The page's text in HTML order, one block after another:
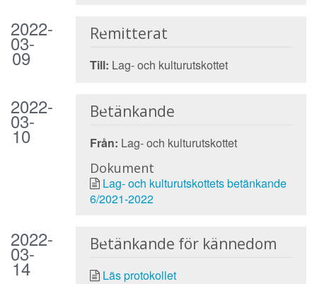
2022-
03-
09
Remitterat
Till: Lag- och kulturutskottet
2022-
03-
10
Betänkande
Från: Lag- och kulturutskottet
Dokument
Lag- och kulturutskottets betänkande
6/2021-2022
2022-
03-
14
Betänkande för kännedom
Läs protokollet